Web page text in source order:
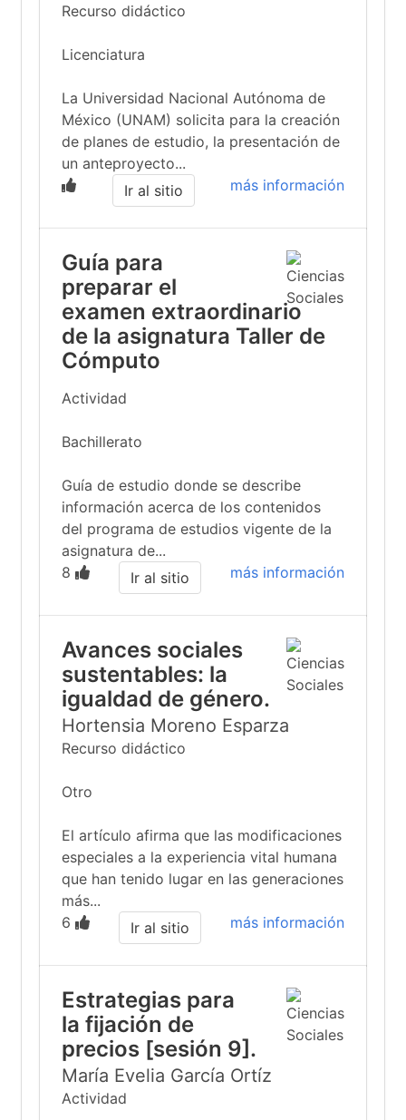
Recurso didáctico
Licenciatura
La Universidad Nacional Autónoma de
México (UNAM) solicita para la creación
de planes de estudio, la presentación de
un anteproyecto...
más información
Ir al sitio
Guía para
preparar el
examen extraordinario
de la asignatura Taller de
Cómputo
Actividad
Bachillerato
Guía de estudio donde se describe
información acerca de los contenidos
del programa de estudios vigente de la
asignatura de...
8
más información
Ir al sitio
Avances sociales
sustentables: la
igualdad de género.
Hortensia Moreno Esparza
Recurso didáctico
Otro
El artículo afirma que las modificaciones
especiales a la experiencia vital humana
que han tenido lugar en las generaciones
más...
6
más información
Ir al sitio
Estrategias para
la fijación de
precios [sesión 9].
María Evelia García Ortíz
Actividad